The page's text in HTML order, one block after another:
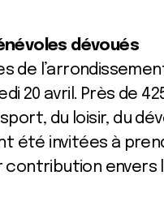
dévoués
de
20 avril. Près de
du loisir, du
été invitées à
envers